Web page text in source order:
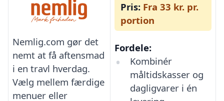
Nemlig.com gør det
nemt at få aftensmad
i en travl hverdag.
Vælg mellem færdige
menuer eller
Pris: Fra 33 kr. pr.
portion
Fordele:
Kombinér
måltidskasser og
dagligvarer i én